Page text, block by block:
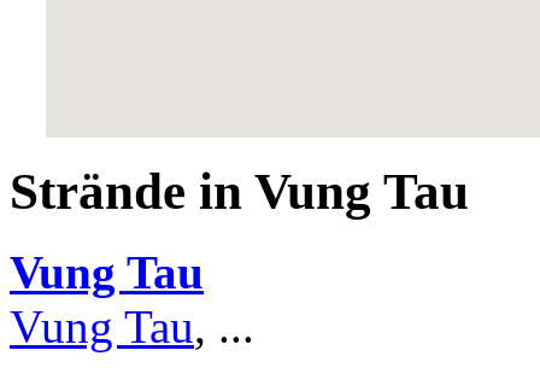
Strände in Vung Tau
Vung Tau
Vung Tau, ...